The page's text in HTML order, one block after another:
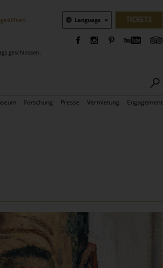
geöffnet.
geschlossen.
Sprachauswahl
Language TICKETS
Forschung Presse Vermietung Engagement